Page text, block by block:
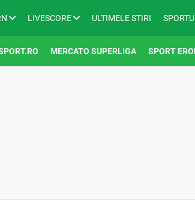
LIVESCORE ULTIMELE STIRI
MERCATO SUPERLIGA SPORT EROI